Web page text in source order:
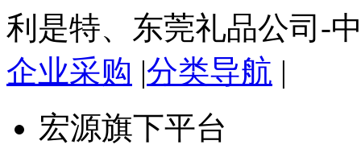
利是特、东莞礼品公司-
企业采购 |分类导航 |
宏源旗下平台